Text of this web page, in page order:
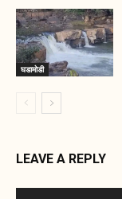
घडामोडी
LEAVE A REPLY